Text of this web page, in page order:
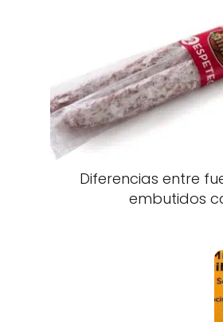
Diferencias entre
embutidos